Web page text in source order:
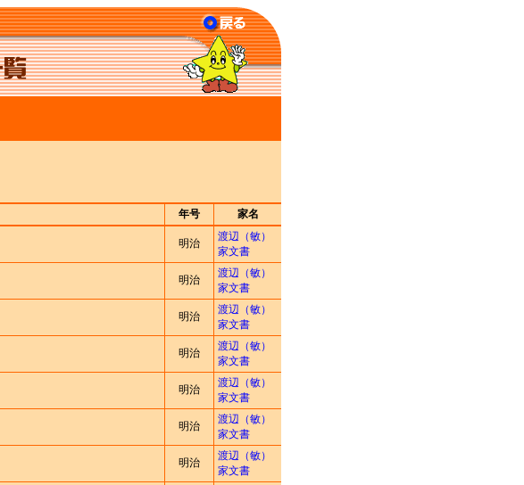
年号 家名
明治
渡辺（敏）
家文書
明治
渡辺（敏）
家文書
明治
渡辺（敏）
家文書
明治
渡辺（敏）
家文書
明治
渡辺（敏）
家文書
明治
渡辺（敏）
家文書
明治
渡辺（敏）
家文書